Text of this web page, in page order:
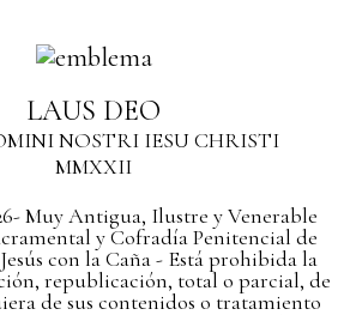
LAUS DEO
NOSTRI IESU CHRISTI
MMXXII
Muy Antigua, Ilustre y Venerable
y Cofradía Penitencial de
con la Caña - Está prohibida la
republicación, total o parcial, de
de sus contenidos o tratamiento